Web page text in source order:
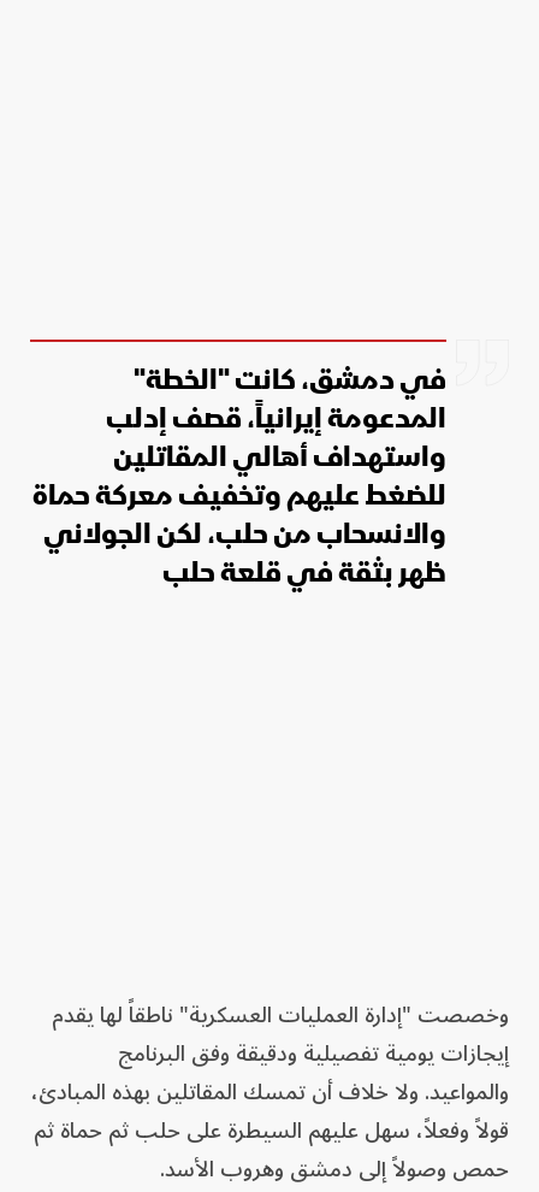
في دمشق، كانت "الخطة"
المدعومة إيرانياً، قصف إدلب
واستهداف أهالي المقاتلين
للضغط عليهم وتخفيف معركة حماة
والانسحاب من حلب، لكن الجولاني
ظهر بثقة في قلعة حلب
وخصصت "إدارة العمليات العسكرية" ناطقاً لها يقدم
إيجازات يومية تفصيلية ودقيقة وفق البرنامج
والمواعيد. ولا خلاف أن تمسك المقاتلين بهذه المبادئ،
قولاً وفعلاً، سهل عليهم السيطرة على حلب ثم حماة ثم
حمص وصولاً إلى دمشق وهروب الأسد.